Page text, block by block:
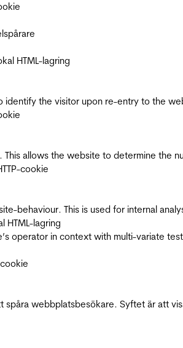
HTML-lagring
identify the visitor upon re-entry to the
allows the website to determine the
cookie
behaviour. This is used for internal
HTML-lagring
operator in context with multi-variate
spåra webbplatsbesökare. Syftet är att